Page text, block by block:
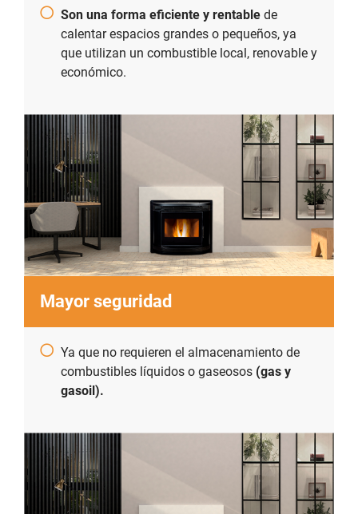
Son una forma eficiente y rentable de
calentar espacios grandes o pequeños, ya
que utilizan un combustible local, renovable y
económico.
Mayor seguridad
Ya que no requieren el almacenamiento de
combustibles líquidos o gaseosos (gas y
gasoil).